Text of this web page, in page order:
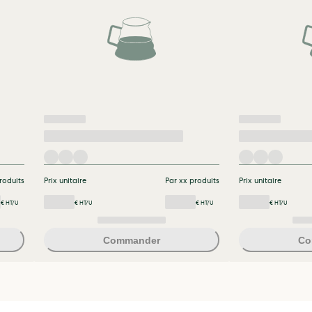
€ HT/U
Prix unitaire
€ HT/U
Par xx produits
€ HT/U
Commander
Prix unitaire
€ HT/U